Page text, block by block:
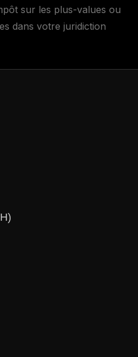
sur les plus-values ou
dans votre juridiction